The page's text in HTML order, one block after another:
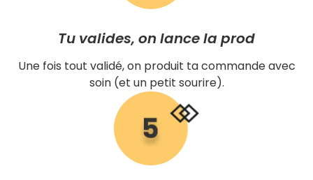
Tu valides, on lance la prod
Une fois tout validé, on produit ta commande avec
soin (et un petit sourire).